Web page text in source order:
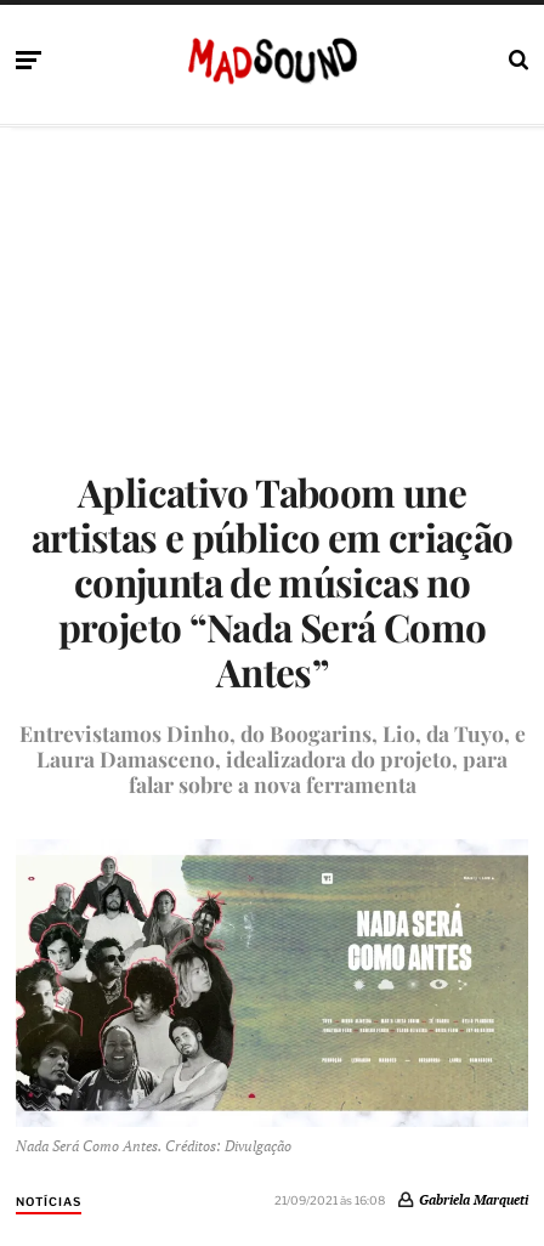
Aplicativo Taboom une
artistas e público em criação
conjunta de músicas no
projeto “Nada Será Como
Antes”
Entrevistamos Dinho, do Boogarins, Lio, da Tuyo, e
Laura Damasceno, idealizadora do projeto, para
falar sobre a nova ferramenta
Nada Será Como Antes. Créditos: Divulgação
NOTÍCIAS 21/09/2021 às 16:08 Gabriela Marqueti